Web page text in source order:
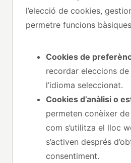
l’elecció de cookies,
permetre funcions
Cookies de
recordar eleccions de
l’idioma seleccionat.
Cookies d’anàlisi o
permeten conèixer
com s’utilitza el lloc
s’activen després
consentiment.